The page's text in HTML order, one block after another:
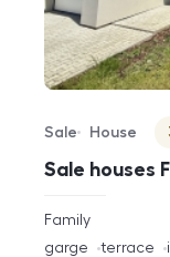
Sale houses
Offer type
Sale
Property type
House
Virtuální
rozměry
disposition
Family
funkce
garge terrace